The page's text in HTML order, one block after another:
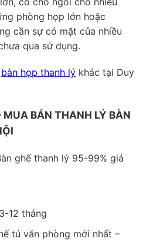
phòng họp lớn hoặc
cần sự có mặt của nhiều
qua sử dụng.
bàn họp thanh lý khác tại Duy
MUA BÁN THANH LÝ BÀN
ghế thanh lý 95-99% giá
12 tháng
tủ văn phòng mới nhất –